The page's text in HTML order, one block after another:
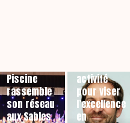
Piscine
rassemble
son réseau
aux Sables
activité
pour viser
l’excellence
en